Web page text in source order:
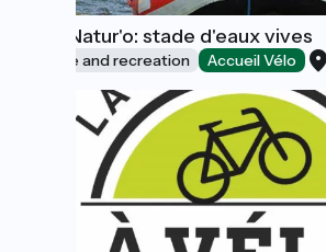
Base Natur'o: stade d'eaux vives
Leisure and recreation Accueil Vélo